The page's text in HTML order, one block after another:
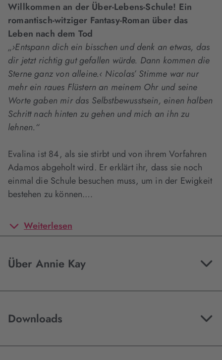
Willkommen an der Über-Lebens-Schule! Ein
romantisch-witziger Fantasy-Roman über das
Leben nach dem Tod
„›Entspann dich ein bisschen und denk an etwas, das
dir jetzt richtig gut gefallen würde. Dann kommen die
Sterne ganz von alleine.‹ Nicolas’ Stimme war nur
mehr ein raues Flüstern an meinem Ohr und seine
Worte gaben mir das Selbstbewusstsein, einen halben
Schritt nach hinten zu gehen und mich an ihn zu
lehnen.“
Evalina ist 84, als sie stirbt und von ihrem Vorfahren
Adamos abgeholt wird. Er erklärt ihr, dass sie noch
einmal die Schule besuchen muss, um in der Ewigkeit
bestehen zu können.…
Weiterlesen
Über Annie Kay
Downloads